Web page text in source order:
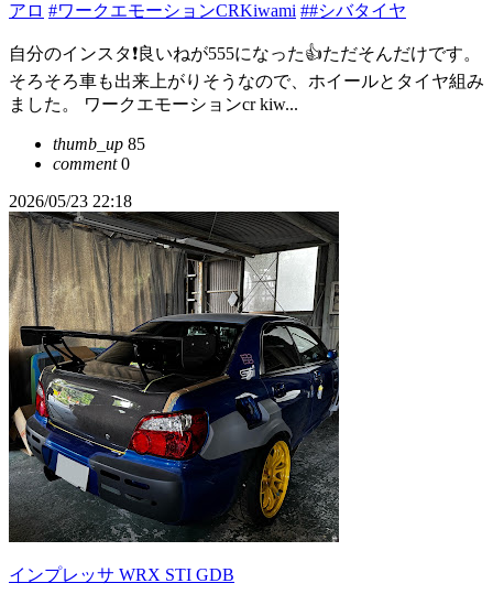
アロ #ワークエモーションCRKiwami ##シバタイヤ
自分のインスタ❗️良いねが555になった👍ただそんだけです。
そろそろ車も出来上がりそうなので、ホイールとタイヤ組み
ました。 ワークエモーションcr kiw...
thumb_up 85
comment0
2026/05/23 22:18
インプレッサ WRX STI GDB